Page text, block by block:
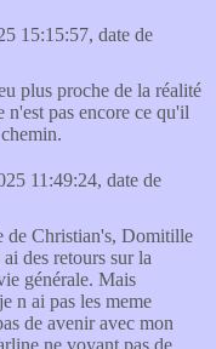
15:15:57, date de
plus proche de la réalité
n'est pas encore ce qu'il
11:49:24, date de
de Christian's, Domitille
des retours sur la
générale. Mais
n ai pas les meme
de avenir avec mon
ne voyant pas de